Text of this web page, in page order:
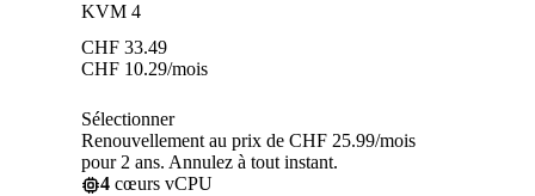
KVM 4
CHF 33.49
CHF 10.29/mois
Sélectionner
Renouvellement au prix de CHF 25.99/mois
pour 2 ans. Annulez à tout instant.
4 cœurs vCPU